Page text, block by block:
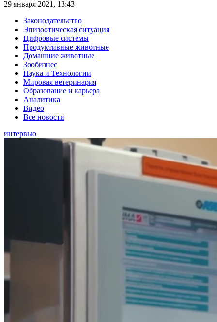
29 января 2021, 13:43
Законодательство
Эпизоотическая ситуация
Цифровые системы
Продуктивные животные
Домашние животные
Зообизнес
Наука и Технологии
Мировая ветеринария
Образование и карьера
Аналитика
Видео
Все новости
интервью